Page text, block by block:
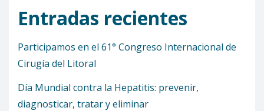
Entradas recientes
Participamos en el 61° Congreso Internacional de
Cirugía del Litoral
Día Mundial contra la Hepatitis: prevenir,
diagnosticar, tratar y eliminar